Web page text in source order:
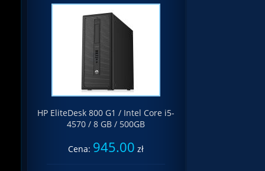
HP EliteDesk 800 G1 / Intel Core i5-
4570 / 8 GB / 500GB
Cena: 945.00 zł